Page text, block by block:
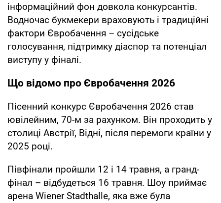
інформаційний фон довкола конкурсантів.
Водночас букмекери враховують і традиційні
фактори Євробачення – сусідське
голосування, підтримку діаспор та потенціал
виступу у фіналі.
Що відомо про Євробачення 2026
Пісенний конкурс Євробачення 2026 став
ювілейним, 70-м за рахунком. Він проходить у
столиці Австрії, Відні, після перемоги країни у
2025 році.
Півфінали пройшли 12 і 14 травня, а гранд-
фінал – відбудеться 16 травня. Шоу приймає
арена Wiener Stadthalle, яка вже була